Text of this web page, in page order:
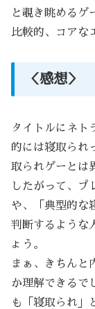
と覗き眺めるゲ
比較的、コアな
＜感想＞
タイトルにネト
的には寝取られ
取られゲーとは
したがって、プ
や、「典型的な
判断するような
ょう。
まぁ、きちんと
か理解できるで
も「寝取られ」